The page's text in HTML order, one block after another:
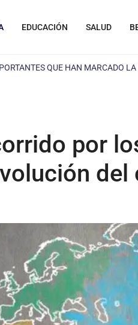
EDUCACIÓN SALUD
QUE HAN MARCADO
por
del